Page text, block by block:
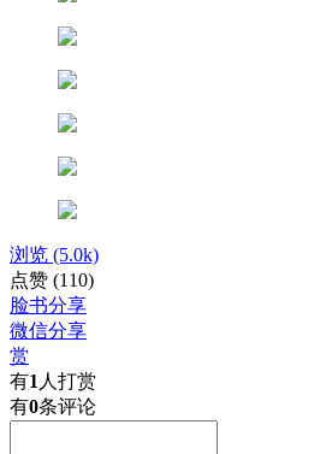
浏览 (5.0k)
点赞 (110)
脸书分享
微信分享
赏
有1 人打赏
有0条评论